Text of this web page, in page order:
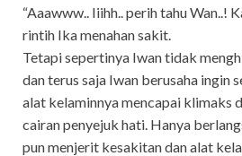
“Aaawww.. Iiihh.. perih tahu Wan..!
rintih Ika menahan sakit.
Tetapi sepertinya Iwan tidak
dan terus saja Iwan berusaha ingin
alat kelaminnya mencapai klimaks
cairan penyejuk hati. Hanya
pun menjerit kesakitan dan alat